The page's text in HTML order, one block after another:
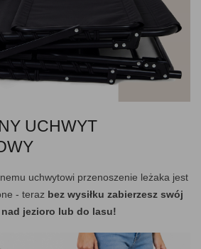
UCHWYT
uchwytowi przenoszenie leżaka jest
- teraz bez wysiłku zabierzesz swój
nad jezioro lub do lasu!